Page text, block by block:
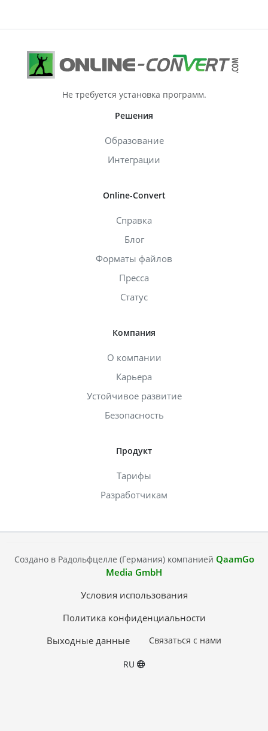
Не требуется установка программ.
Решения
Образование
Интеграции
Online-Convert
Справка
Блог
Форматы файлов
Пресса
Статус
Компания
О компании
Карьера
Устойчивое развитие
Безопасность
Продукт
Тарифы
Разработчикам
Создано в Радольфцелле (Германия) компанией QaamGo
Media GmbH
Условия использования
Политика конфиденциальности
Выходные данные
Связаться с нами
RU